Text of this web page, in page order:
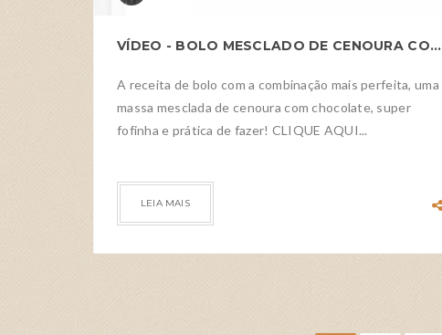
VÍDEO - BOLO MESCLADO DE CENOURA COM CHOCOLATE
A receita de bolo com a combinação mais perfeita, uma
massa mesclada de cenoura com chocolate, super
fofinha e prática de fazer! CLIQUE AQUI...
LEIA MAIS